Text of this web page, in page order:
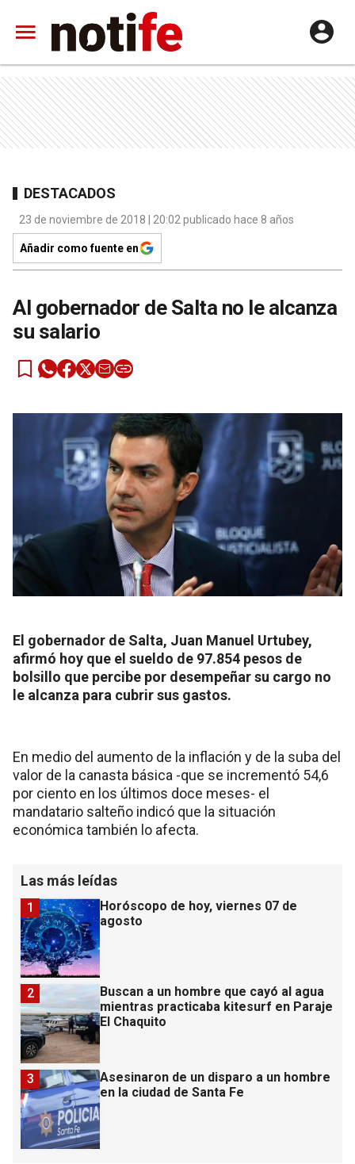
DESTACADOS
23 de noviembre de 2018 | 20:02 publicado hace 8 años
Añadir como fuente en
Al gobernador de Salta no le alcanza
su salario
El gobernador de Salta, Juan Manuel Urtubey,
afirmó hoy que el sueldo de 97.854 pesos de
bolsillo que percibe por desempeñar su cargo no
le alcanza para cubrir sus gastos.
En medio del aumento de la inflación y de la suba del
valor de la canasta básica -que se incrementó 54,6
por ciento en los últimos doce meses- el
mandatario salteño indicó que la situación
económica también lo afecta.
Las más leídas
Horóscopo de hoy, viernes 07 de
agosto
1
Buscan a un hombre que cayó al agua
mientras practicaba kitesurf en Paraje
El Chaquito
2
Asesinaron de un disparo a un hombre
en la ciudad de Santa Fe
3